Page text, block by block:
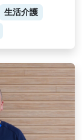
生活介護